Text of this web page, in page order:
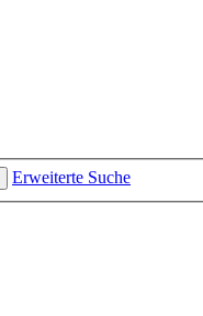
Erweiterte Suche